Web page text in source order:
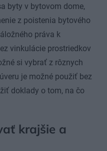
byty v bytovom dome,
z poistenia bytového
práva k
vinkulácie prostriedkov
si vybrať z rôznych
je možné použiť bez
doklady o tom, na čo
krajšie a